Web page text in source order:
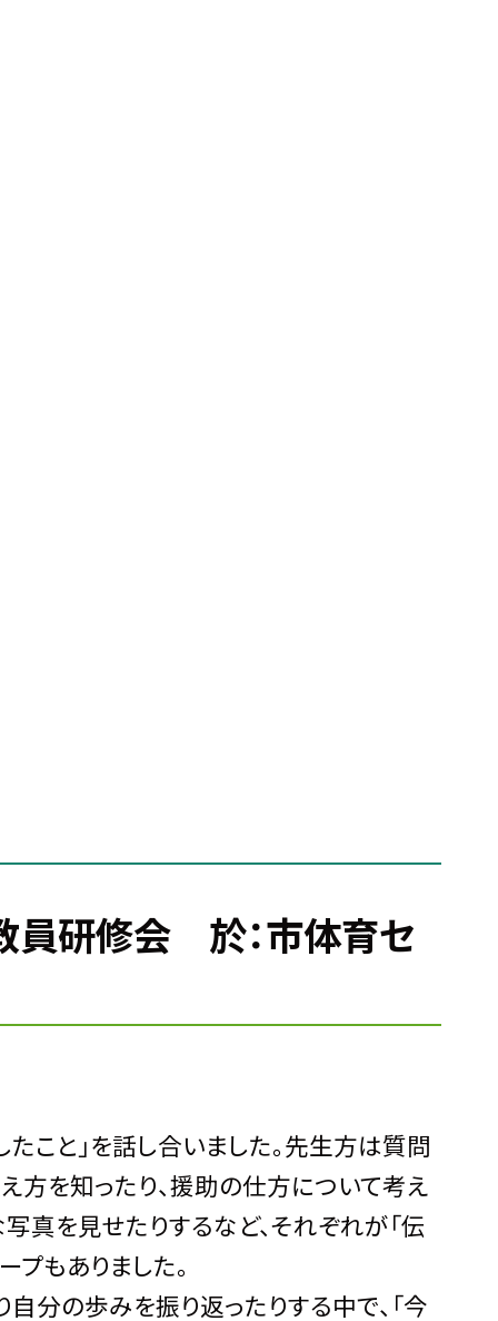
教員研修会 於：市体育セ
こと」を話し合いました。先生方は質問
方を知ったり、援助の仕方について考え
真を見せたりするなど、それぞれが「伝
プもありました。
分の歩みを振り返ったりする中で、「今